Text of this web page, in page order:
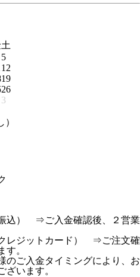
土
5
12
19
26
3
込） ⇒ご入金確認後、２営業
レジットカード） ⇒ご注文確
す。
のご入金タイミングにより、お
ざいます。